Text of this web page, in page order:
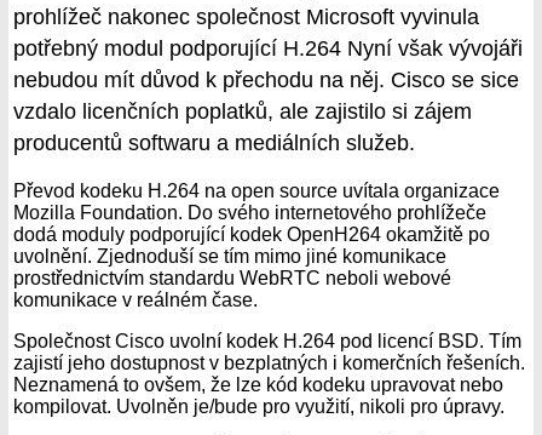
prohlížeč nakonec společnost Microsoft vyvinula
potřebný modul podporující H.264 Nyní však vývojáři
nebudou mít důvod k přechodu na něj. Cisco se sice
vzdalo licenčních poplatků, ale zajistilo si zájem
producentů softwaru a mediálních služeb.
Převod kodeku H.264 na open source uvítala organizace
Mozilla Foundation. Do svého internetového prohlížeče
dodá moduly podporující kodek OpenH264 okamžitě po
uvolnění. Zjednoduší se tím mimo jiné komunikace
prostřednictvím standardu WebRTC neboli webové
komunikace v reálném čase.
Společnost Cisco uvolní kodek H.264 pod licencí BSD. Tím
zajistí jeho dostupnost v bezplatných i komerčních řešeních.
Neznamená to ovšem, že lze kód kodeku upravovat nebo
kompilovat. Uvolněn je/bude pro využití, nikoli pro úpravy.